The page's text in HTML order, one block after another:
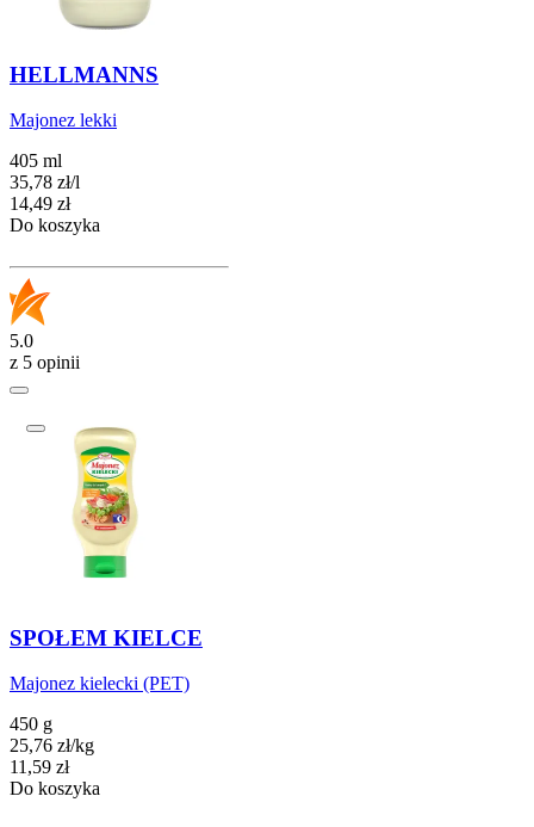
HELLMANNS
Majonez lekki
405 ml
35,78 zł/l
Cena
14,49 zł
Do koszyka
5.0
z 5 opinii
SPOŁEM KIELCE
Majonez kielecki (PET)
450 g
25,76 zł/kg
Cena
11,59 zł
Do koszyka